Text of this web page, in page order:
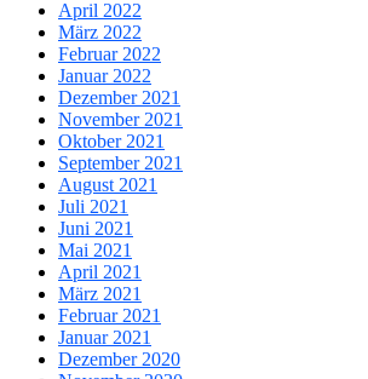
April 2022
März 2022
Februar 2022
Januar 2022
Dezember 2021
November 2021
Oktober 2021
September 2021
August 2021
Juli 2021
Juni 2021
Mai 2021
April 2021
März 2021
Februar 2021
Januar 2021
Dezember 2020